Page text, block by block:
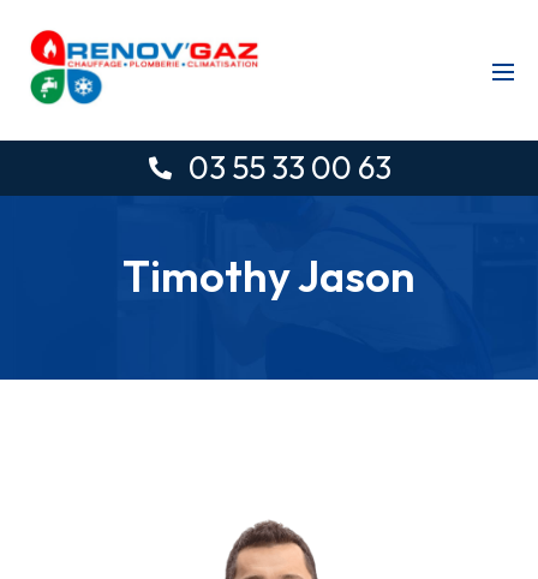
03 55 33 00 63
Timothy Jason